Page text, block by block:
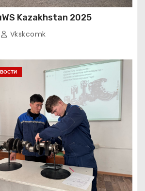
Kazakhstan 2025
Vkskcomk